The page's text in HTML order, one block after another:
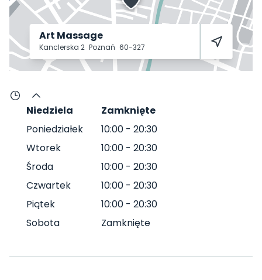
Art Massage
Kanclerska 2 Poznań 60-327
Niedziela
Zamknięte
Poniedziałek
10:00 - 20:30
Wtorek
10:00 - 20:30
Środa
10:00 - 20:30
Czwartek
10:00 - 20:30
Piątek
10:00 - 20:30
Sobota
Zamknięte